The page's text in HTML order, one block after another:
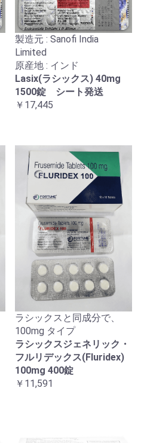
製造元 : Sanofi India
Limited
原産地 : インド
Lasix(ラシックス) 40mg
1500錠 シート発送
￥17,445
ラシックスと同成分で、
100mg タイプ
ラシックスジェネリック・
フルリデックス(Fluridex)
100mg 400錠
￥11,591